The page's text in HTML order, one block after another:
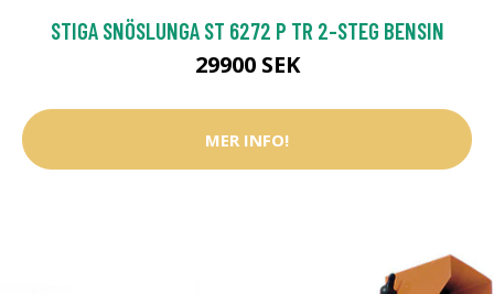
STIGA SNÖSLUNGA ST 6272 P TR 2-STEG BENSIN
29900 SEK
MER INFO!